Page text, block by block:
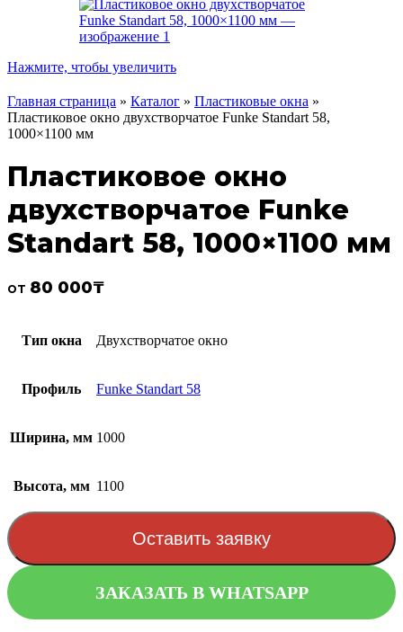
Нажмите, чтобы увеличить
Главная страница » Каталог » Пластиковые окна »
Пластиковое окно двухстворчатое Funke Standart 58,
1000×1100 мм
Пластиковое окно
двухстворчатое Funke
Standart 58, 1000×1100 мм
от 80 000₸
Тип окна Двухстворчатое окно
Профиль Funke Standart 58
Ширина, мм 1000
Высота, мм 1100
Оставить заявку
ЗАКАЗАТЬ В WHATSAPP